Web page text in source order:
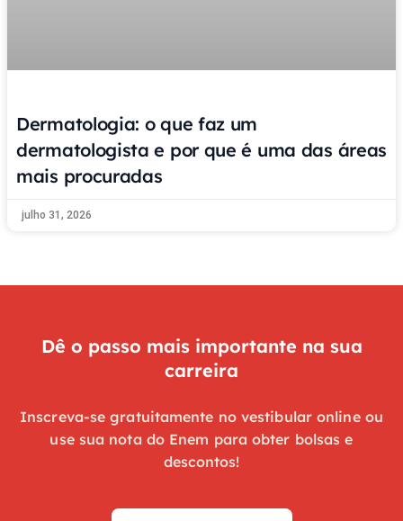
Dermatologia: o que faz um
dermatologista e por que é uma das áreas
mais procuradas
julho 31, 2026
Dê o passo mais importante na sua
carreira
Inscreva-se gratuitamente no vestibular online ou
use sua nota do Enem para obter bolsas e
descontos!